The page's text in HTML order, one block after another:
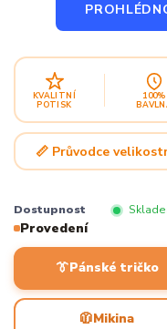
KVALITNÍ
POTISK
100%
📏 Průvodce
Dostupnost
Provedení
👔Pánské tričko
🧥Mikina